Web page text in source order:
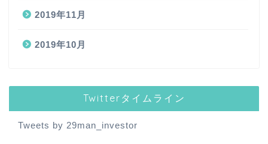
2019年11月
2019年10月
Twitterタイムライン
Tweets by 29man_investor